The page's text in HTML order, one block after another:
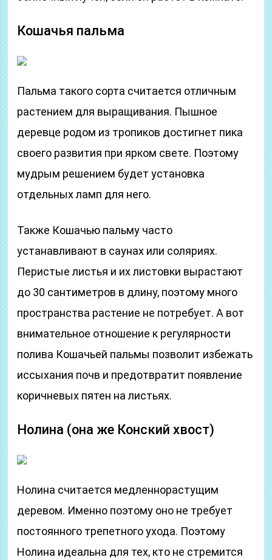
Кошачья пальма
Пальма такого сорта считается отличным
растением для выращивания. Пышное
деревце родом из тропиков достигнет пика
своего развития при ярком свете. Поэтому
мудрым решением будет установка
отдельных ламп для него.
Также Кошачью пальму часто
устанавливают в саунах или соляриях.
Перистые листья и их листовки вырастают
до 30 сантиметров в длину, поэтому много
пространства растение не потребует. А вот
внимательное отношение к регулярности
полива Кошачьей пальмы позволит избежать
иссыхания почв и предотвратит появление
коричневых пятен на листьях.
Нолина (она же Конский хвост)
Нолина считается медленнорастущим
деревом. Именно поэтому оно не требует
постоянного трепетного ухода. Поэтому
Нолина идеальна для тех, кто не стремится